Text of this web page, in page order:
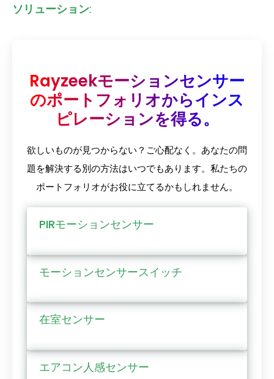
ソリューション:
Rayzeekモーションセンサー
のポートフォリオからインス
ピレーションを得る。
欲しいものが見つからない？ご心配なく。あなたの問
題を解決する別の方法はいつでもあります。私たちの
ポートフォリオがお役に立てるかもしれません。
PIRモーションセンサー
モーションセンサースイッチ
在室センサー
エアコン人感センサー